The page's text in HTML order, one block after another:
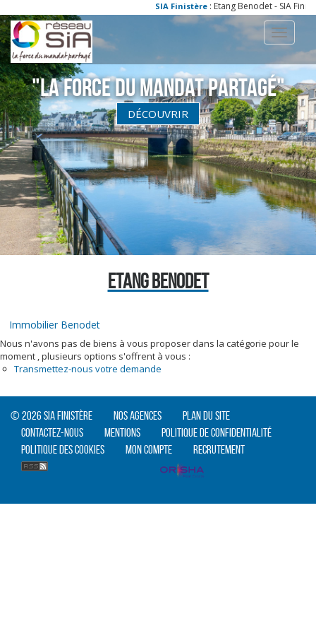
SIA Finistère: Etang Benodet - SIA
Toggle
"La Force du Mandat partagé"
DÉCOUVRIR
ETANG BENODET
Immobilier Benodet
Nous n'avons pas de biens à vous proposer dans la catégorie pour le
moment , plusieurs options s'offrent à vous :
Transmettez-nous votre demande
© 2026 SIA Finistère Nos agences
Plan du site
Contactez-nous
Mentions
Politique de confidentialité
Politique des cookies
Mon compte Recrutement